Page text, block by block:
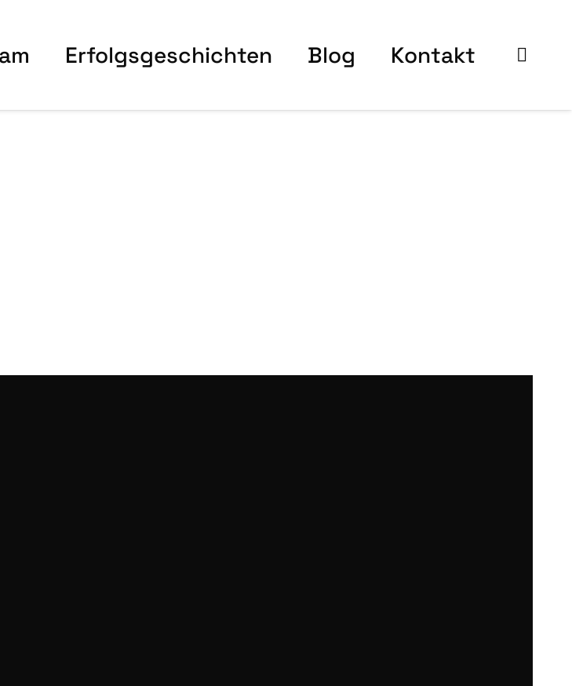
Erfolgs­ge­schich­ten Blog Kon­takt